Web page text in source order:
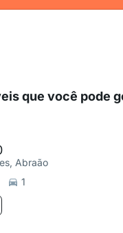
que você pode
Abraão
1